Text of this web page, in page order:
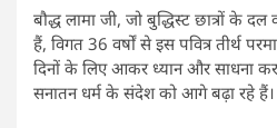
बौद्ध लामा जी, जो बुद्धिस्ट छात्रों के
हैं, विगत 36 वर्षों से इस पवित्र तीर्थ
दिनों के लिए आकर ध्यान और साधना
सनातन धर्म के संदेश को आगे बढ़ा रहे हैं।